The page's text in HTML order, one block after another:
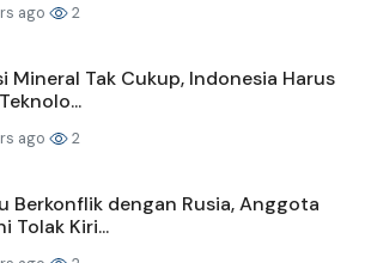
ago 2
Mineral Tak Cukup, Indonesia Harus
ago 2
Berkonflik dengan Rusia, Anggota
Tolak Kiri...